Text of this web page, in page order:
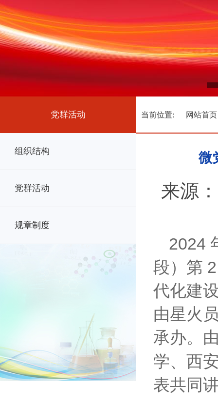
党群活动
组织结构
党群活动
规章制度
当前位置: 网站首页
微
来源
2024
段）第
代化建
由星火
承办。
学、西
表共同